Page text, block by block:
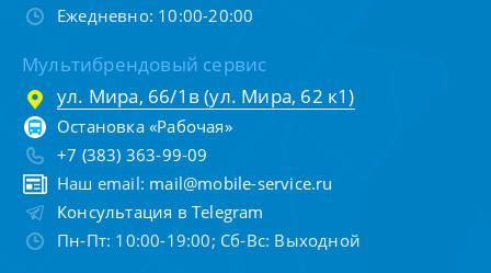
Ежедневно: 10:00-20:00
Мультибрендовый сервис
ул. Мира, 66/1в (ул. Мира, 62 к1)
Остановка «Рабочая»
+7 (383) 363-99-09
Наш email: mail@mobile-service.ru
Консультация в Telegram
Пн-Пт: 10:00-19:00; Сб-Вс: Выходной